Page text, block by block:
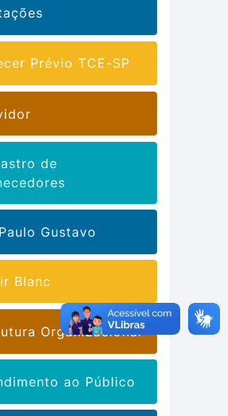
Prévio TCE-SP
de
Gustavo
Blanc
Organizacional
ao Público